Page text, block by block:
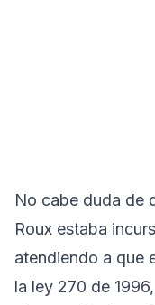
No cabe duda de
Roux estaba
atendiendo a que
la ley 270 de